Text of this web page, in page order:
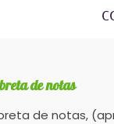
de notas
de notas,